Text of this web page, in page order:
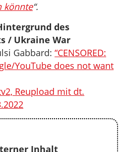
könnte“.
des
/ Ukraine War
Gabbard: “CENSORED:
YouTube does not want
Reupload mit dt.
Inhalt